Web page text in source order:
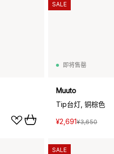
即将售罄
Muuto
Tip台灯, 铜棕色
¥2,691¥3,650
SALE
SALE